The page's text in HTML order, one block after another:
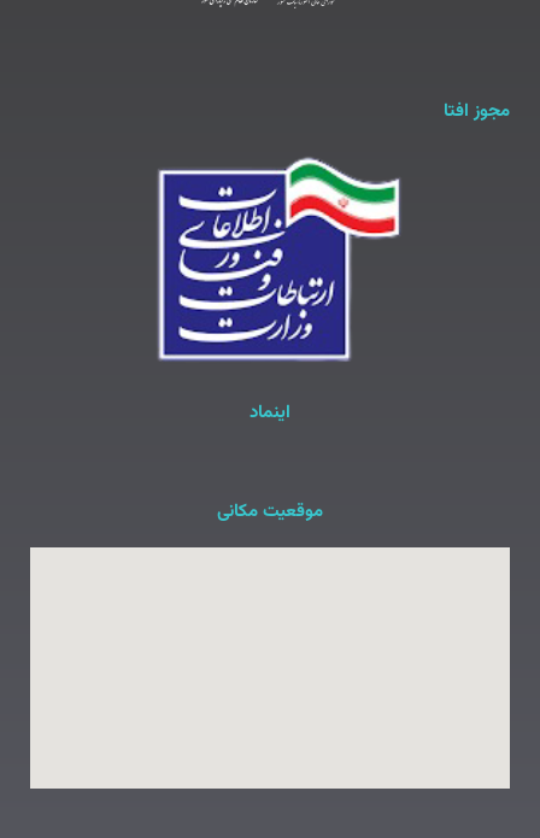
مجوز افتا
اینماد
موقعیت مکانی